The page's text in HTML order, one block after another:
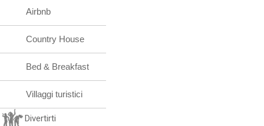
Airbnb
Country House
Bed & Breakfast
Villaggi turistici
Divertirti